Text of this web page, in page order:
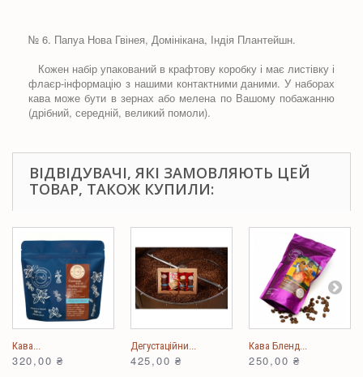
№ 6. Папуа Нова Гвінея, Домінікана, Індія Плантейшн.
Кожен набір упакований в крафтову коробку і має листівку і
флаєр-інформацію з нашими контактними даними. У наборах
кава може бути в зернах або мелена по Вашому побажанню
(дрібний, середній, великий помоли).
ВІДВІДУВАЧІ, ЯКІ ЗАМОВЛЯЮТЬ ЦЕЙ
ТОВАР, ТАКОЖ КУПИЛИ:
Кава...
320,00 ₴
Дегустаційни...
425,00 ₴
Кава Бленд...
250,00 ₴